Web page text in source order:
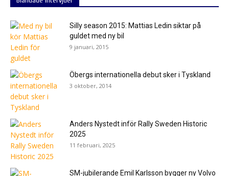
Silly season 2015: Mattias Ledin siktar på
guldet med ny bil
9 januari, 2015
Öbergs internationella debut sker i Tyskland
3 oktober, 2014
Anders Nystedt inför Rally Sweden Historic
2025
11 februari, 2025
SM-jubilerande Emil Karlsson bygger ny Volvo